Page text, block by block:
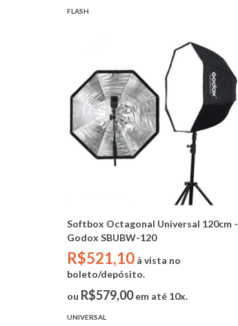
FLASH
Softbox Octagonal Universal 120cm -
Godox SBUBW-120
R$521,10 à vista no
boleto/depósito.
ou R$579,00em até 10x.
UNIVERSAL